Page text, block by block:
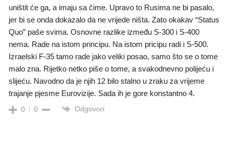
uništit će ga, a imaju sa čime. Upravo to Rusima ne bi pasalo,
jer bi se onda dokazalo da ne vrijede ništa. Zato okakav “Status
Quo” paše svima. Osnovne razlike između S-300 i S-400
nema. Rade na istom principu. Na istom pricipu radi i S-500.
Izraelski F-35 tamo rade jako veliki posao, samo što se o tome
malo zna. Rijetko netko piše o tome, a svakodnevno polijeću i
slijeću. Navodno da je njih 12 bilo stalno u zraku za vrijeme
trajanje pjesme Eurovizije. Sada ih je gore konstantno 4.
0 0 Odgovori